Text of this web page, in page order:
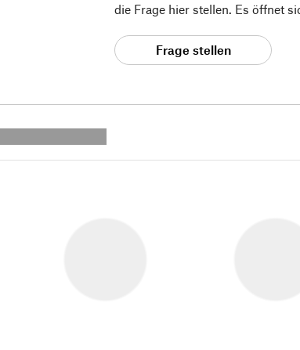
die Frage hier stellen. Es öffnet
Frage stellen